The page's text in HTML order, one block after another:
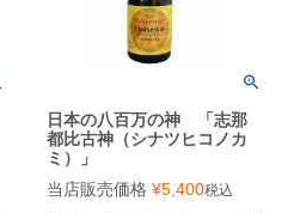
日本の八百万の神 「志那
都比古神（シナツヒコノカ
ミ）」
当店販売価格 ¥5,400税込